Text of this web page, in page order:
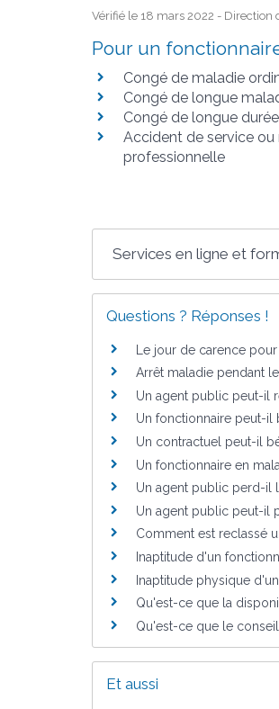
Vérifié le 18 mars 2022 -
Pour un
Congé de maladie
Congé de longue
Congé de longue
Accident de service ou
professionnelle
Services en ligne et
Questions ? Réponses !
Le jour de carence
Arrêt maladie pendant
Un agent public peut-il
Un fonctionnaire peut-il
Un contractuel peut-il
Un fonctionnaire en
Un agent public perd-il
Un agent public peut-il
Comment est reclassé
Inaptitude d'un
Inaptitude physique
Qu'est-ce que la
Qu'est-ce que le
Et aussi